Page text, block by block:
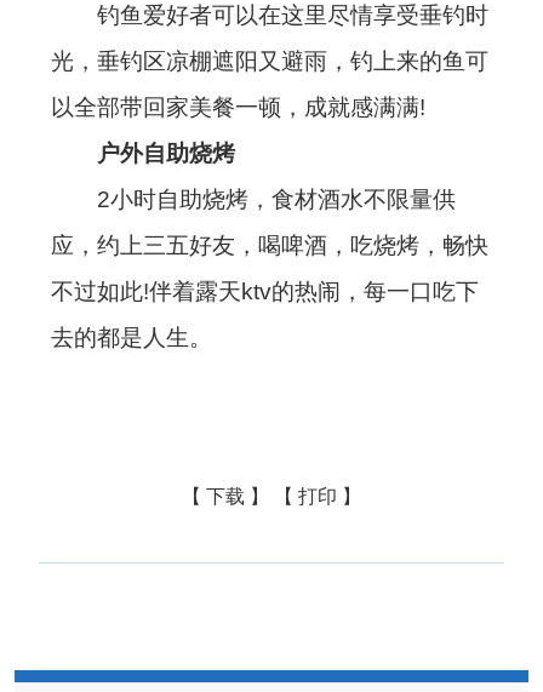
钓鱼爱好者可以在这里尽情享受垂钓时
光，垂钓区凉棚遮阳又避雨，钓上来的鱼可
以全部带回家美餐一顿，成就感满满!
户外自助烧烤
2小时自助烧烤，食材酒水不限量供
应，约上三五好友，喝啤酒，吃烧烤，畅快
不过如此!伴着露天ktv的热闹，每一口吃下
去的都是人生。
【 下载 】 【 打印 】